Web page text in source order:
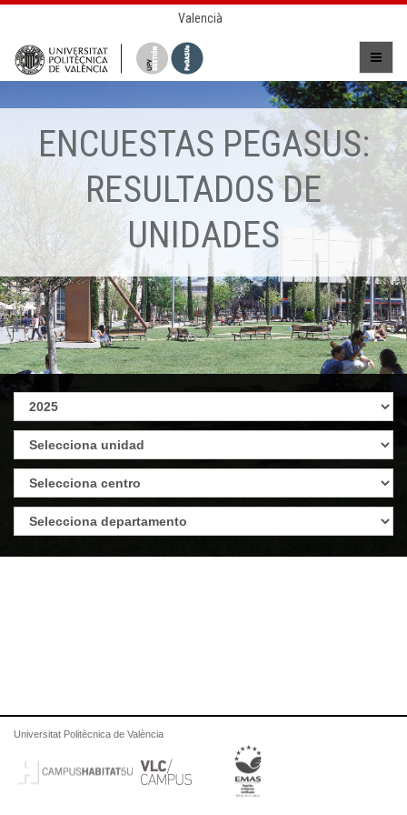
Valencià
ENCUESTAS PEGASUS:
RESULTADOS DE
UNIDADES
Universitat Politècnica de València